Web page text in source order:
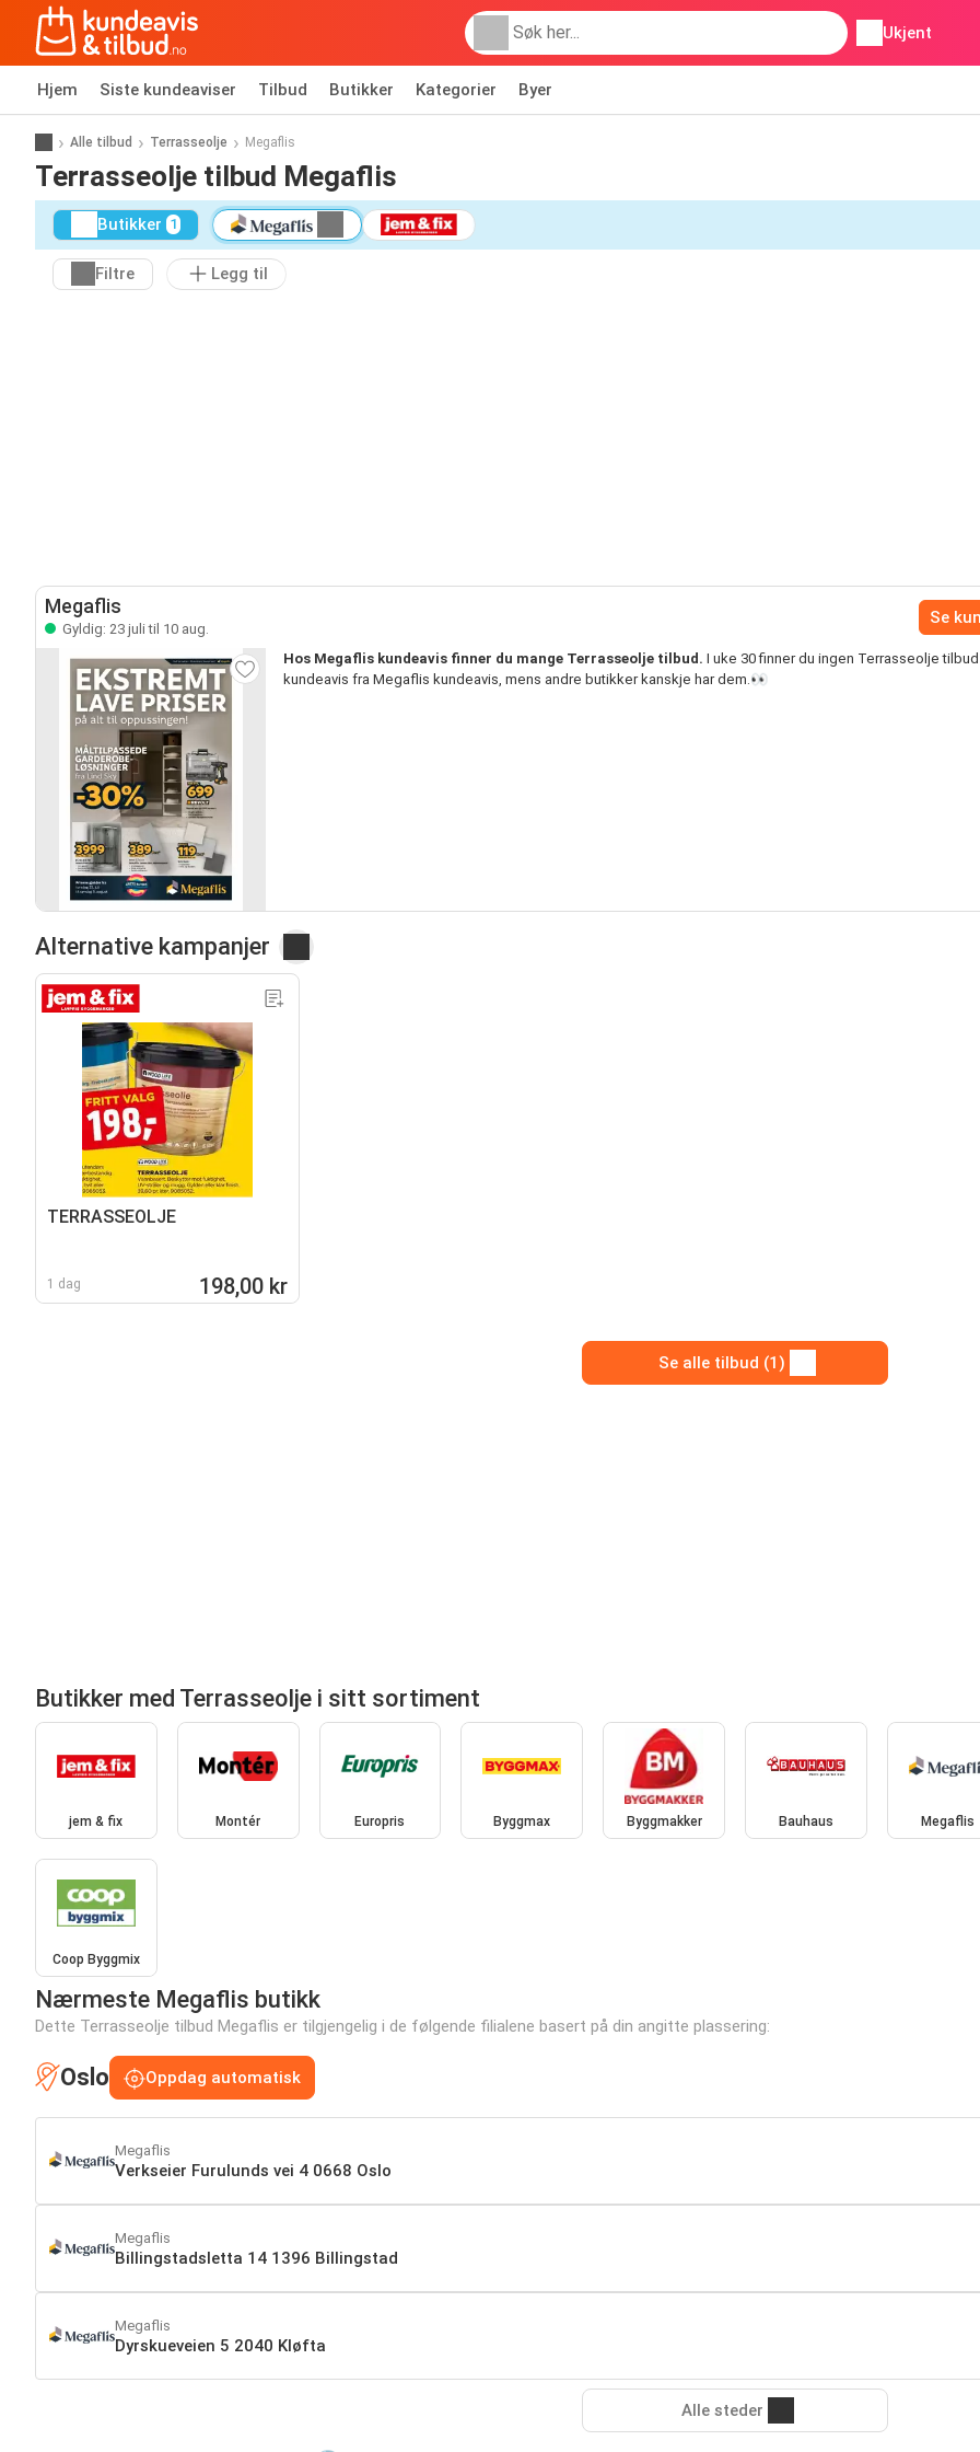
Ukjent
Hjem Siste kundeaviser Tilbud Butikker Kategorier Byer
Alle tilbud Terrasseolje Megaflis
Terrasseolje tilbud Megaflis
Butikker 1
Filtre Legg til
Megaflis
Gyldig: 23 juli til 10 aug.
Se
Hos Megaflis kundeavis finner du mange Terrasseolje tilbud. I uke 30 finner du ingen Terrasseolje
kundeavis fra Megaflis kundeavis, mens andre butikker kanskje har dem.👀
Alternative kampanjer
TERRASSEOLJE
1 dag 198,00 kr
Se alle tilbud (1)
Butikker med Terrasseolje i sitt sortiment
jem & fix Montér Europris Byggmax Byggmakker Bauhaus Megaflis
Coop Byggmix
Nærmeste Megaflis butikk
Dette Terrasseolje tilbud Megaflis er tilgjengelig i de følgende filialene basert på din angitte plassering:
Oslo Oppdag automatisk
Megaflis
Verkseier Furulunds vei 4 0668 Oslo
Megaflis
Billingstadsletta 14 1396 Billingstad
Megaflis
Dyrskueveien 5 2040 Kløfta
Alle steder